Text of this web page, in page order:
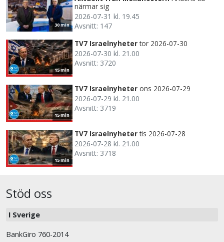
30 min
närmar sig
2026-07-31 kl. 19.45
Avsnitt: 147
15 min
TV7 Israelnyheter tor 2026-07-30
2026-07-30 kl. 21.00
Avsnitt: 3720
15 min
TV7 Israelnyheter ons 2026-07-29
2026-07-29 kl. 21.00
Avsnitt: 3719
15 min
TV7 Israelnyheter tis 2026-07-28
2026-07-28 kl. 21.00
Avsnitt: 3718
Stöd oss
I Sverige
BankGiro 760-2014